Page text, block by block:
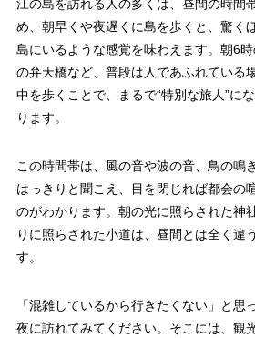
江の島を訪れる人の多くは、昼間の時間
め、朝早くや夜遅くに島を歩くと、驚く
島にいるような感覚を味わえます。朝6
の弁天橋など、普段は人であふれている
中を歩くことで、まるで“特別な旅人”に
ります。
この時間帯は、風の音や波の音、鳥の鳴
はっきりと聞こえ、目を閉じれば都会の
のがわかります。朝の光に照らされた神
りに照らされた小道は、昼間とは全く違
す。
「混雑しているから行きたくない」と思
夜に訪れてみてください。そこには、観